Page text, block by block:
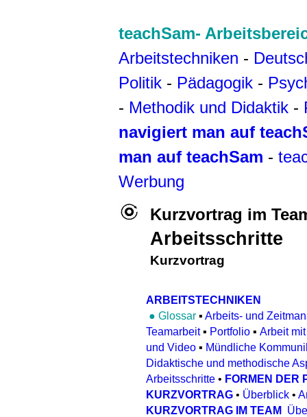
teachSam-
Arbeitstechniken -
Politik - Pädagogik -
- Methodik und Didaktik -
navigiert man auf
man auf teachSam -
Werbung
Kurzvortrag im
Arbeitsschritte
Kurzvortrag
ARBEITSTECHNIKEN
● Glossar ▪ Arbeits- und
Teamarbeit▪ Portfolio ▪ Arbeit
und Video ▪ Mündliche
Didaktische und methodische
Arbeitsschritte • FORMEN DER
KURZVORTRAG • Überblick •
KURZVORTRAG IM TEAM